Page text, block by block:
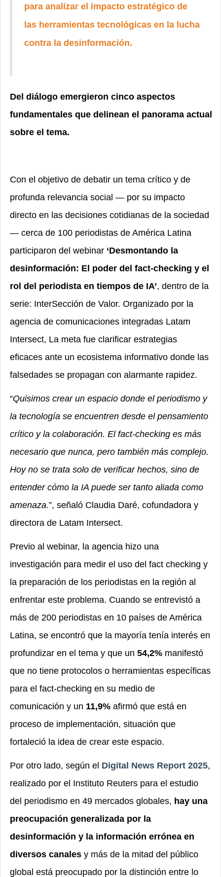
para analizar el impacto estratégico de
las herramientas tecnológicas en la lucha
contra la desinformación.
Del diálogo emergieron cinco aspectos
fundamentales que delinean el panorama actual
sobre el tema.
Con el objetivo de debatir un tema crítico y de
profunda relevancia social — por su impacto
directo en las decisiones cotidianas de la sociedad
— cerca de 100 periodistas de América Latina
participaron del webinar ‘Desmontando la
desinformación: El poder del fact-checking y el
rol del periodista en tiempos de IA’, dentro de la
serie: InterSección de Valor. Organizado por la
agencia de comunicaciones integradas Latam
Intersect, La meta fue clarificar estrategias
eficaces ante un ecosistema informativo donde las
falsedades se propagan con alarmante rapidez.
“Quisimos crear un espacio donde el periodismo y
la tecnología se encuentren desde el pensamiento
crítico y la colaboración. El fact-checking es más
necesario que nunca, pero también más complejo.
Hoy no se trata solo de verificar hechos, sino de
entender cómo la IA puede ser tanto aliada como
amenaza.”, señaló Claudia Daré, cofundadora y
directora de Latam Intersect.
Previo al webinar, la agencia hizo una
investigación para medir el uso del fact checking y
la preparación de los periodistas en la región al
enfrentar este problema. Cuando se entrevistó a
más de 200 periodistas en 10 países de América
Latina, se encontró que la mayoría tenía interés en
profundizar en el tema y que un 54,2% manifestó
que no tiene protocolos o herramientas específicas
para el fact-checking en su medio de
comunicación y un 11,9% afirmó que está en
proceso de implementación, situación que
fortaleció la idea de crear este espacio.
Por otro lado, según el Digital News Report 2025,
realizado por el Instituto Reuters para el estudio
del periodismo en 49 mercados globales, hay una
preocupación generalizada por la
desinformación y la información errónea en
diversos canales y más de la mitad del público
global está preocupado por la distinción entre lo